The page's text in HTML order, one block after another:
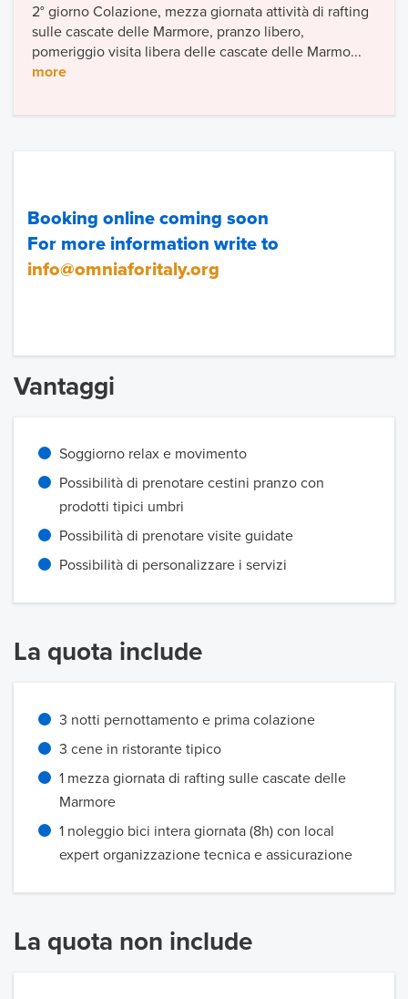
2° giorno Colazione, mezza giornata attività di rafting
sulle cascate delle Marmore, pranzo libero,
pomeriggio visita libera delle cascate delle Marmo...
more
Booking online coming soon
For more information write to
info@omniaforitaly.org
Vantaggi
Soggiorno relax e movimento
Possibilità di prenotare cestini pranzo con
prodotti tipici umbri
Possibilità di prenotare visite guidate
Possibilità di personalizzare i servizi
La quota include
3 notti pernottamento e prima colazione
3 cene in ristorante tipico
1 mezza giornata di rafting sulle cascate delle
Marmore
1 noleggio bici intera giornata (8h) con local
expert organizzazione tecnica e assicurazione
La quota non include